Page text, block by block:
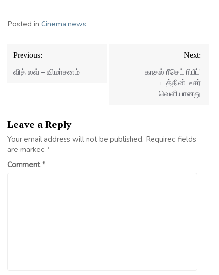
Posted in Cinema news
Post
navigation
Previous:
வித் லவ் – விமர்சனம்
Next:
காதல் ரீசெட் ரிபீட்’
படத்தின் டீசர்
வெளியானது
Leave a Reply
Your email address will not be published. Required fields
are marked *
Comment*